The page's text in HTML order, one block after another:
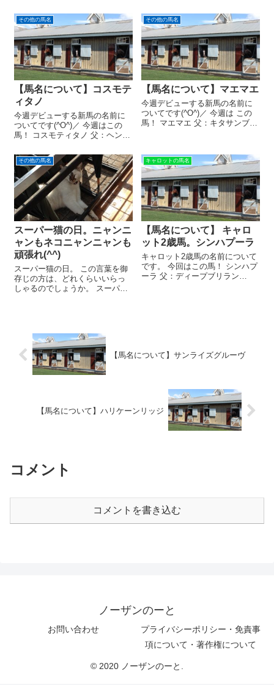
ルジアナ 性別：牡 馬主：シルク
コーラルクラウン。 どんな意味
でしょうか？ さっそく馬名意味
を見てみましょう...
が目に入りました。 ほう！ よう
やく馬名が決まったか(*'▽') シル
ク2歳馬。いよいよ馬名決定…？
シルク2歳馬の名前は...
その他の馬名
【馬名について】コスモテ
ィタノ
今週デビューする新馬の名前に
ついてです(^O^)／ 今週はこの
馬！ コスモティタノ 父：ヘンリ
シ 性別：牡 馬主：(有)ビッグレ
ッドファーム 出走レース：2026
年7月26日（日曜日）新潟2レー
ス コスモティタノ...
その他の馬名
【馬名について】マエマエ
今週デビューする新馬の名前に
ついてです(^O^)／ 今週は この
馬！ マエマエ 父：キタサンブラ
ールディングス 出走レース：
2021年7月31日（土） 新潟5レ
ース マエマエ。 ...
その他の馬名
スーパー猫の日。ニャンニ
ャンもネコニャンニャンも
頑張れ(^^)
スーパー猫の日。 この言葉を御
存じの方は、どれくらいいらっ
しゃるのでしょうか。 スーパー
レ？」と思いましたが。 今...
キャロットの馬名
【馬名について】 キャロ
ット2歳馬。シンハプーラ
キャロット2歳馬の名前について
です。 今回はこの馬！ シンハプ
ーラ 父：ディープブリラン
【馬名について】サンライズグルーヴ
【馬名について】ハリケーンリッジ
コメント
コメントを書き込む
ノーザンのーと
お問い合わせ
プライバシーポリシー・免責事
項について・著作権について
© 2020 ノーザンのーと.